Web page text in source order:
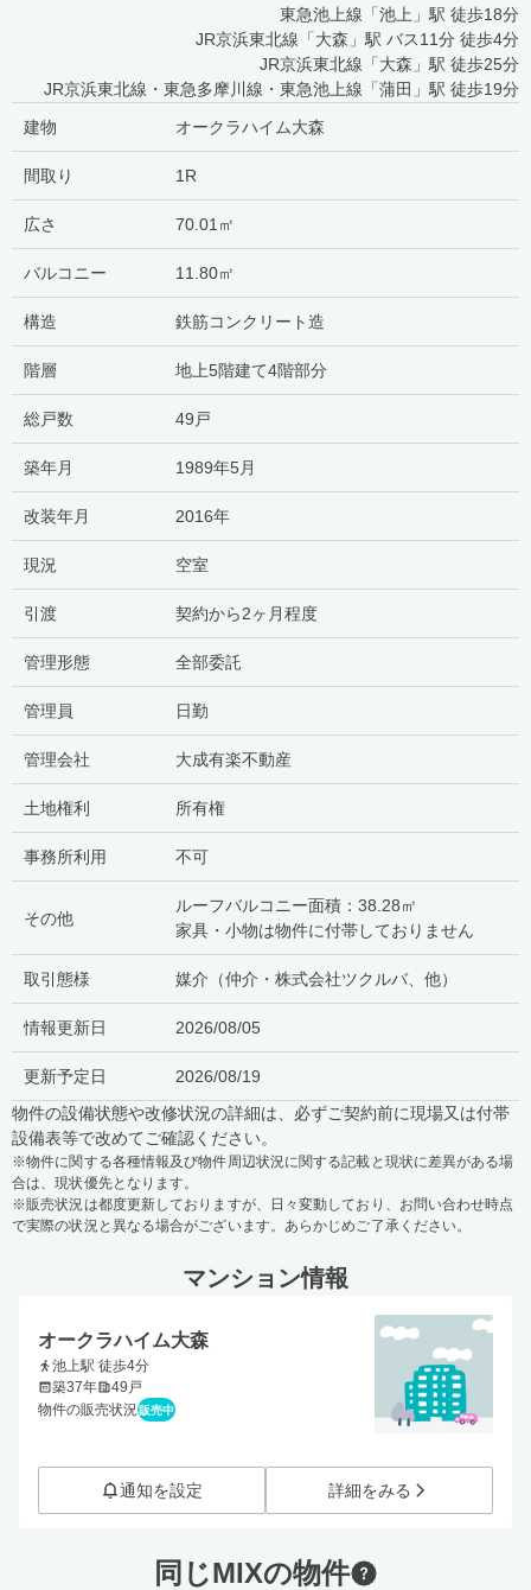
東急池上線「池上」駅 徒歩18分
JR京浜東北線「大森」駅 バス11分 徒歩4分
JR京浜東北線「大森」駅 徒歩25分
JR京浜東北線・東急多摩川線・東急池上線「蒲田」駅 徒歩19分
建物
オークラハイム大森
間取り 1R
広さ 70.01㎡
バルコニー 11.80㎡
構造 鉄筋コンクリート造
階層 地上5階建て4階部分
総戸数 49戸
築年月 1989年5月
改装年月 2016年
現況 空室
引渡 契約から2ヶ月程度
管理形態 全部委託
管理員 日勤
管理会社 大成有楽不動産
土地権利 所有権
事務所利用 不可
その他
ルーフバルコニー面積：38.28㎡
家具・小物は物件に付帯しておりません
取引態様 媒介（仲介・株式会社ツクルバ、他）
情報更新日 2026/08/05
更新予定日
2026/08/19
物件の設備状態や改修状況の詳細は、必ずご契約前に現場又は付帯
設備表等で改めてご確認ください。
※物件に関する各種情報及び物件周辺状況に関する記載と現状に差異がある場
合は、現状優先となります。
※販売状況は都度更新しておりますが、日々変動しており、お問い合わせ時点
で実際の状況と異なる場合がございます。あらかじめご了承ください。
マンション情報
オークラハイム大森
池上駅 徒歩4分
築37年
49戸
物件の販売状況販売中
通知を設定 詳細をみる
同じMIXの物件